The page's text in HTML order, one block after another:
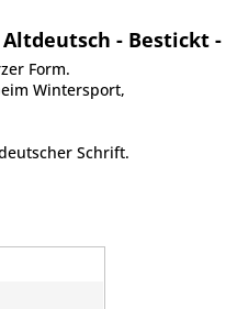
- Bestickt
Form.
Wintersport,
Schrift.